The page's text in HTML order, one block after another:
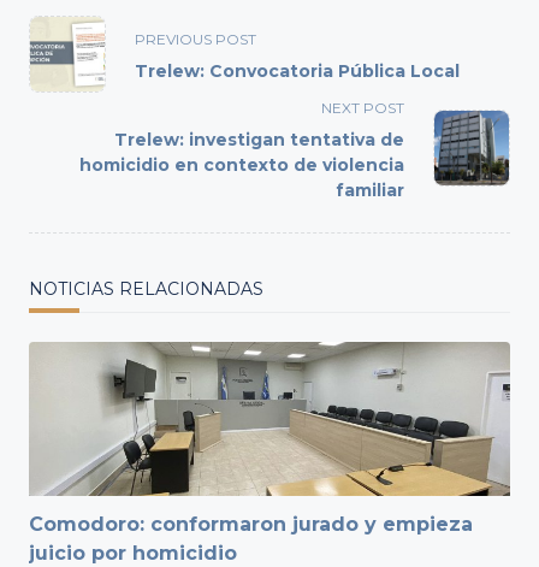
<span
class="nav-
subtitle
text">Page</span>
PREVIOUS POST
Trelew: Convocatoria Pública Local
NEXT POST
Trelew: investigan tentativa de
homicidio en contexto de violencia
familiar
NOTICIAS RELACIONADAS
Comodoro: conformaron jurado y empieza
juicio por homicidio